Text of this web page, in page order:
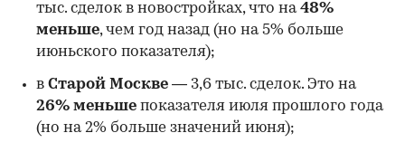
00:00 / 00:00
тыс. сделок в новостройках, что на48%
меньше, чем год назад (но на 5% больше
июньского показателя);
в Старой Москве — 3,6 тыс. сделок. Это на
26% меньше показателя июля прошлого года
(но на 2% больше значений июня);